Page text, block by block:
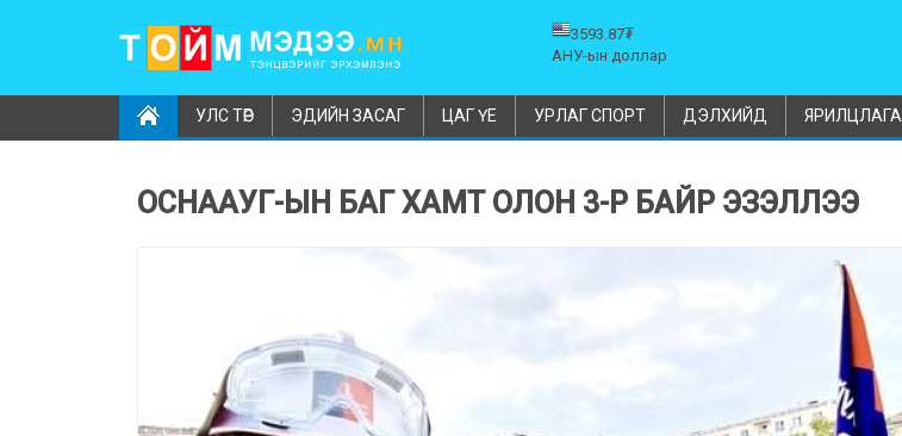
3593.87₮
АНУ-ын доллар
УЛС ТӨР ЭДИЙН ЗАСАГ ЦАГ ҮЕ УРЛАГ СПОРТ ДЭЛХИЙД ЯРИЛЦЛАГА
ОСНААУГ-ЫН БАГ ХАМТ ОЛОН 3-Р БАЙР ЭЗЭЛЛЭЭ